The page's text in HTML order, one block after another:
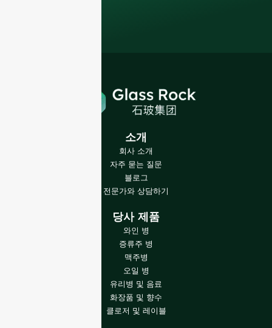
소개
회사 소개
자주 묻는 질문
블로그
전문가와 상담하기
당사 제품
와인 병
증류주 병
맥주병
오일 병
유리병 및 음료
화장품 및 향수
클로저 및 레이블